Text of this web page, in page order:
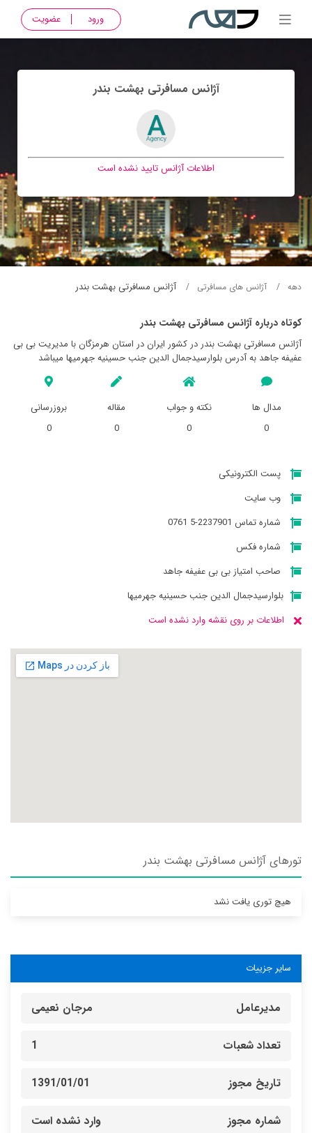
ورود عضویت
آژانس مسافرتی بهشت بندر
اطلاعات آژانس تایید نشده است
دهه آژانس های مسافرتی آژانس مسافرتی بهشت بندر
کوتاه درباره آژانس مسافرتی بهشت بندر
آژانس مسافرتی بهشت بندر در کشور ایران در استان هرمزگان با مدیریت بی بی
عفیفه جاهد به آدرس بلوارسیدجمال الدین جنب حسینیه جهرمیها میباشد
مدال ها
0
نکته و جواب
0
مقاله
0
بروزرسانی
0
پست الکترونیکی
وب سایت
شماره تماس 2237901-5 0761
شماره فکس
صاحب امتیاز بی بی عفیفه جاهد
بلوارسیدجمال الدین جنب حسینیه جهرمیها
اطلاعات بر روی نقشه وارد نشده است
تورهای آژانس مسافرتی بهشت بندر
هیچ توری یافت نشد
سایر جزییات
مدیرعامل مرجان نعیمی
تعداد شعبات 1
تاریخ مجوز 1391/01/01
شماره مجوز وارد نشده است